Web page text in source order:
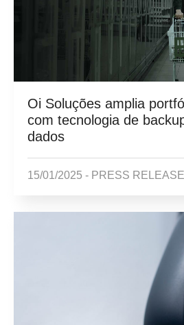
Oi Soluções amplia
com tecnologia de
dados
15/01/2025 - PRESS